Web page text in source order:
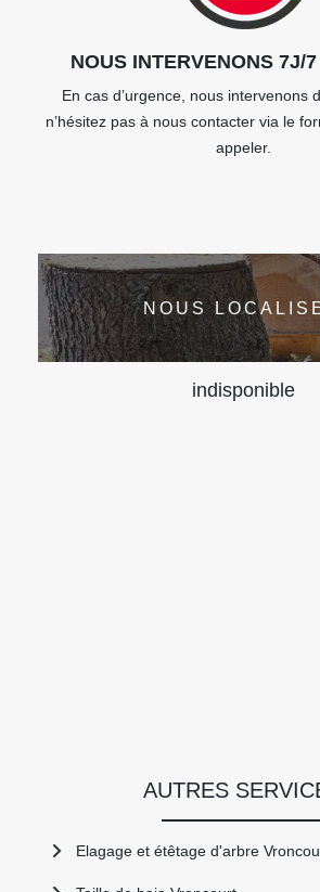
NOUS INTERVENONS 7J/
En cas d’urgence, nous intervenons
n’hésitez pas à nous contacter via le
appeler.
NOUS
indisponible
AUTRES
Elagage et étêtage d'arbre